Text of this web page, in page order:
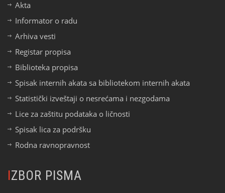
Akta
Informator o radu
Arhiva vesti
Registar propisa
Biblioteka propisa
Spisak internih akata sa bibliotekom internih akata
Statistički izveštaji o nesrećama i nezgodama
Lice za zaštitu podataka o ličnosti
Spisak lica za podršku
Rodna ravnopravnost
IZBOR PISMA